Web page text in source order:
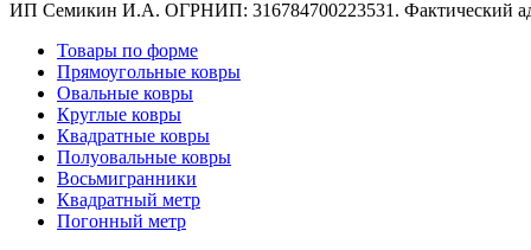
дорожки
Ковролин
в
наличии
Паласы
Как
выбрать
ковер
Доставка
и
ИП Семикин И.А. ОГРНИП: 316784700223531. Фактический
Товары по форме
Прямоугольные ковры
Овальные ковры
Круглые ковры
Квадратные ковры
Полуовальные ковры
Восьмигранники
Квадратный метр
Погонный метр